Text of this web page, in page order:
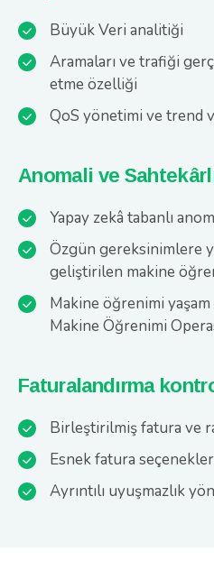
Büyük Veri analitiği
Aramaları ve trafiği
etme özelliği
QoS yönetimi ve trend
Anomali ve
Yapay zekâ tabanlı
Özgün gereksinimlere
geliştirilen makine
Makine öğrenimi
Makine Öğrenimi
Faturalandırma
Birleştirilmiş fatura ve
Esnek fatura
Ayrıntılı uyuşmazlık